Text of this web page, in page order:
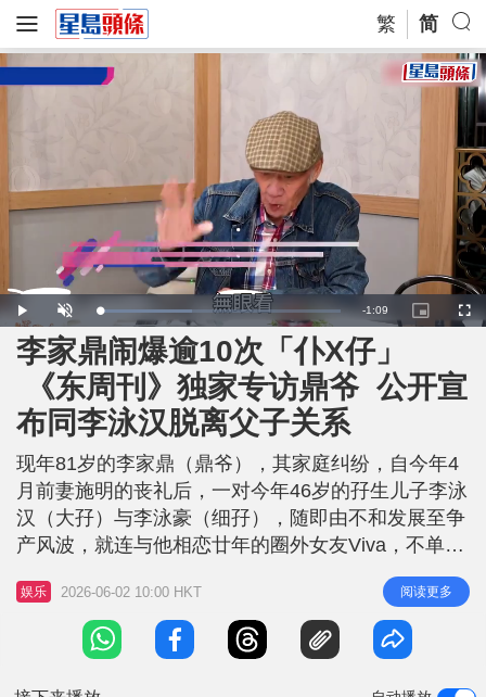
繁 简
P
l
a
y
U
n
m
u
t
e
L
o
a
d
e
3
8
.
7
8
R
e
n
n
-1:09
P
i
e
-
c
t
r
F
u
r
e
李家鼎闹爆逾10次「仆X仔」
《东周刊》独家专访鼎爷 公开宣
布同李泳汉脱离父子关系
现年81岁的李家鼎（鼎爷），其家庭纠纷，自今年4
月前妻施明的丧礼后，一对今年46岁的孖生儿子李泳
汉（大孖）与李泳豪（细孖），随即由不和发展至争
产风波，就连与他相恋廿年的圈外女友Viva，不单止
被揭是无线小生马贯东的母亲，更牵涉在争产当中。
李家鼎大闹李泳汉「仆X仔」 「神隐」接近一个月的
鼎爷，现已回复状态，日前接受本刊的独家访问，他
直指家庭纷争令自己陷入人生低潮，一提起大孖，他
娱乐 2026-06-02 10:00 HKT 阅读更多